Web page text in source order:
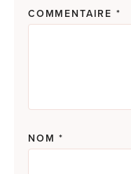
COMMENTAIRE *
NOM*